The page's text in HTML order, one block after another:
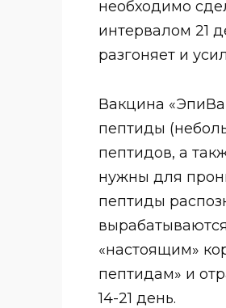
необходимо
интервалом 21
разгоняет и
Вакцина
пептиды
пептидов, а
нужны для
пептиды
«настоящим»
пептидам» и
14-21 день.